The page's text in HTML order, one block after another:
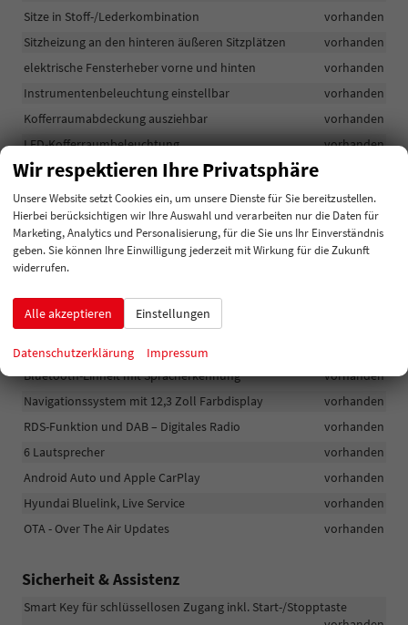
Sitze in Stoff-/Lederkombination
vorhanden
Sitzheizung an den hinteren äußeren Sitzplätzen
vorhanden
elektrische Fensterheber vorne und hinten
vorhanden
Instrumentenbeleuchtung einstellbar
vorhanden
Kofferraumabdeckung ausziehbar
vorhanden
LED-Kofferraumbeleuchtung
vorhanden
Stauraum unterhalb des Kofferraumbodens
LED-Innenraumbeleuchtung
vorhanden
Multifunktionslenkrad
vorhanden
Infotainment & Kommunikation
USB-Anschlüsse
Induktive Ladestation in der Mittelkonsole
Digitale Armaturen mit 12,3 Zoll TFT-Bildschirm
Bluetooth-Einheit mit Spracherkennung
vorhanden
Navigationssystem mit 12,3 Zoll Farbdisplay
vorhanden
RDS-Funktion und DAB – Digitales Radio
vorhanden
6 Lautsprecher
vorhanden
Android Auto und Apple CarPlay
vorhanden
Hyundai Bluelink, Live Service
vorhanden
OTA - Over The Air Updates
vorhanden
Sicherheit & Assistenz
Smart Key für schlüssellosen Zugang inkl. Start-/Stopptaste
Wir respektieren Ihre Privatsphäre
Unsere Website setzt Cookies ein, um unsere Dienste für Sie bereitzustellen.
Hierbei berücksichtigen wir Ihre Auswahl und verarbeiten nur die Daten für
Marketing, Analytics und Personalisierung, für die Sie uns Ihr Einverständnis
geben. Sie können Ihre Einwilligung jederzeit mit Wirkung für die Zukunft
widerrufen.
Alle akzeptieren Einstellungen
Datenschutzerklärung Impressum